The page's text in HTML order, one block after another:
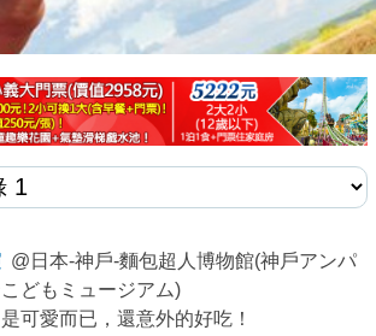
@ 日本-神戶-麵包超人博物館(神戶アンパ
どもミュージアム)
可愛而已，還意外的好吃！